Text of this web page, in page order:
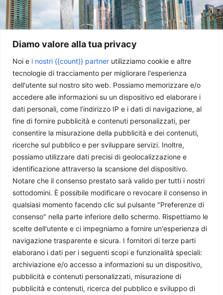
Diamo valore alla tua privacy
Noi e i nostri {{count}} partner utilizziamo cookie e altre
tecnologie di tracciamento per migliorare l'esperienza
dell'utente sul nostro sito web. Possiamo memorizzare e/o
accedere alle informazioni su un dispositivo ed elaborare i
dati personali, come l’indirizzo IP e i dati di navigazione, al
fine di fornire pubblicità e contenuti personalizzati, per
consentire la misurazione della pubblicità e dei contenuti,
ricerche sul pubblico e per sviluppare servizi. Inoltre,
possiamo utilizzare dati precisi di geolocalizzazione e
identificazione attraverso la scansione del dispositivo.
Notare che il consenso prestato sarà valido per tutti i nostri
sottodomini. È possibile modificare o revocare il consenso in
qualsiasi momento facendo clic sul pulsante "Preferenze di
consenso" nella parte inferiore dello schermo. Rispettiamo le
scelte dell'utente e ci impegniamo a fornire un'esperienza di
navigazione trasparente e sicura. I fornitori di terze parti
elaborano i dati per i seguenti scopi e funzionalità speciali:
archiviazione e/o accesso a informazioni su un dispositivo,
pubblicità e contenuti personalizzati, misurazione di
pubblicità e contenuti, ricerca del pubblico e sviluppo di
Il World Government Summit: sfide economiche e
ambientali per l’Asia Centrale
L’UE e i Paesi “-stan”
Luca Sinagra Brisca - 6 Febbraio 2024